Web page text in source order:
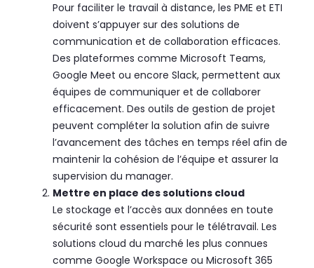
Pour faciliter le travail à distance, les PME et ETI
doivent s’appuyer sur des solutions de
communication et de collaboration efficaces.
Des plateformes comme Microsoft Teams,
Google Meet ou encore Slack, permettent aux
équipes de communiquer et de collaborer
efficacement. Des outils de gestion de projet
peuvent compléter la solution afin de suivre
l’avancement des tâches en temps réel afin de
maintenir la cohésion de l’équipe et assurer la
supervision du manager.
Mettre en place des solutions cloud
Le stockage et l’accès aux données en toute
sécurité sont essentiels pour le télétravail. Les
solutions cloud du marché les plus connues
comme Google Workspace ou Microsoft 365